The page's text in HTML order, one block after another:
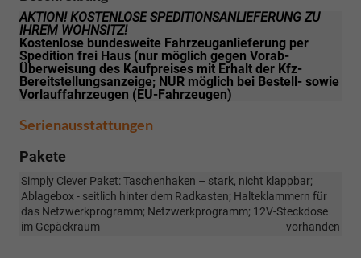
AKTION! KOSTENLOSE SPEDITIONSANLIEFERUNG ZU
IHREM WOHNSITZ!
Kostenlose bundesweite Fahrzeuganlieferung per
Spedition frei Haus (nur möglich gegen Vorab-
Überweisung des Kaufpreises mit Erhalt der Kfz-
Bereitstellungsanzeige; NUR möglich bei Bestell- sowie
Vorlauffahrzeugen (EU-Fahrzeugen)
Serienausstattungen
Pakete
Simply Clever Paket: Taschenhaken – stark, nicht klappbar;
Ablagebox - seitlich hinter dem Radkasten; Halteklammern für
das Netzwerkprogramm; Netzwerkprogramm; 12V-Steckdose
im Gepäckraum
vorhanden